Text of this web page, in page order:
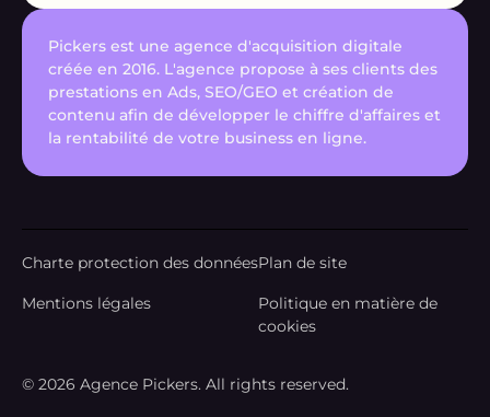
Pickers est une agence d'acquisition digitale
créée en 2016. L'agence propose à ses clients des
prestations en Ads, SEO/GEO et création de
contenu afin de développer le chiffre d'affaires et
la rentabilité de votre business en ligne.
© 2026 Agence Pickers. All rights reserved.
Charte protection des donnéesPlan de site
Mentions légales
Politique en matière de
cookies